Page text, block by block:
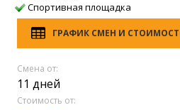
Спортивная площадка
ГРАФИК СМЕН И
Смена от:
11 дней
Стоимость от: